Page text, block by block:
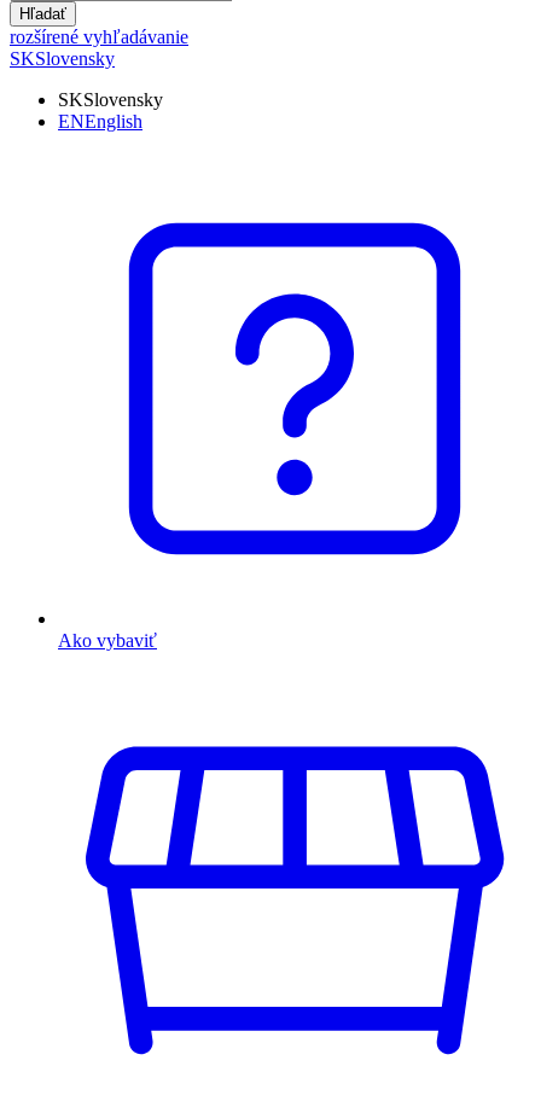
Hľadať
rozšírené vyhľadávanie
SKSlovensky
SKSlovensky
ENEnglish
Ako vybaviť